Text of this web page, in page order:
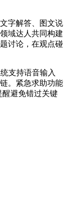
字解答、图文说
域达人共同构建
讨论，在观点碰
支持语音输入
。紧急求助功能
醒避免错过关键